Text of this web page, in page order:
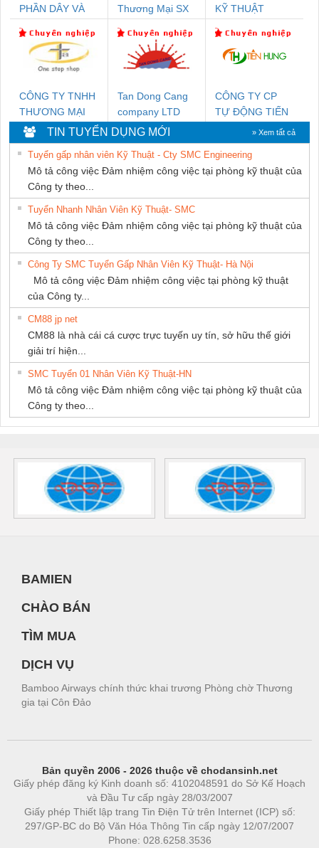
PHẦN DÂY VÀ
THƯỢNG ĐÌNH
Thương Mại SX
KỸ THUẬT
NAM
CÔNG TY TNHH
THƯƠNG MẠI
THIÊN ÂN VIỆT
NAM
Tan Dong Cang
company LTD
CÔNG TY CP
TỰ ĐỘNG TIẾN
TIN TUYỂN DỤNG MỚI » Xem tất cả
Tuyển gấp nhân viên Kỹ Thuật - Cty SMC Engineering
Mô tả công việc Đảm nhiệm công việc tại phòng kỹ thuật của
Công ty theo...
Tuyển Nhanh Nhân Viên Kỹ Thuật- SMC
Mô tả công việc Đảm nhiệm công việc tại phòng kỹ thuật của
Công ty theo...
Công Ty SMC Tuyển Gấp Nhân Viên Kỹ Thuật- Hà Nội
Mô tả công việc Đảm nhiệm công việc tại phòng kỹ thuật
của Công ty...
CM88 jp net
CM88 là nhà cái cá cược trực tuyến uy tín, sở hữu thế giới
giải trí hiện...
SMC Tuyển 01 Nhân Viên Kỹ Thuật-HN
Mô tả công việc Đảm nhiệm công việc tại phòng kỹ thuật của
Công ty theo...
BAMIEN
CHÀO BÁN
TÌM MUA
DỊCH VỤ
Bamboo Airways chính thức khai trương Phòng chờ Thương
gia tại Côn Đảo
Bản quyền 2006 - 2026 thuộc về chodansinh.net
Giấy phép đăng ký Kinh doanh số: 4102048591 do Sở Kế Hoạch
và Đầu Tư cấp ngày 28/03/2007
Giấy phép Thiết lập trang Tin Điện Tử trên Internet (ICP) số:
297/GP-BC do Bộ Văn Hóa Thông Tin cấp ngày 12/07/2007
Phone: 028.6258.3536